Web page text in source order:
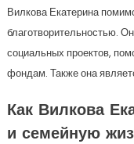
Вилкова Екатерина
благотворительностью.
социальных проектов,
фондам. Также она
Как Вилкова
и семейную